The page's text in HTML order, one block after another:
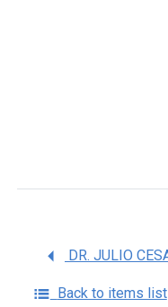
Back to items list